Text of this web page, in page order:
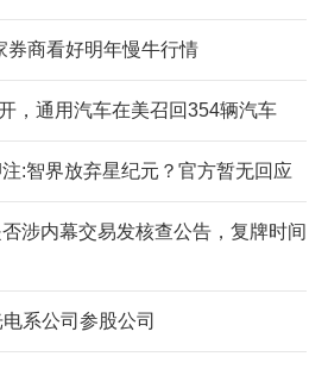
券商看好明年慢牛行情
，通用汽车在美召回354辆汽车
:智界放弃星纪元？官方暂无回应
涉内幕交易发核查公告，复牌时间
系公司参股公司